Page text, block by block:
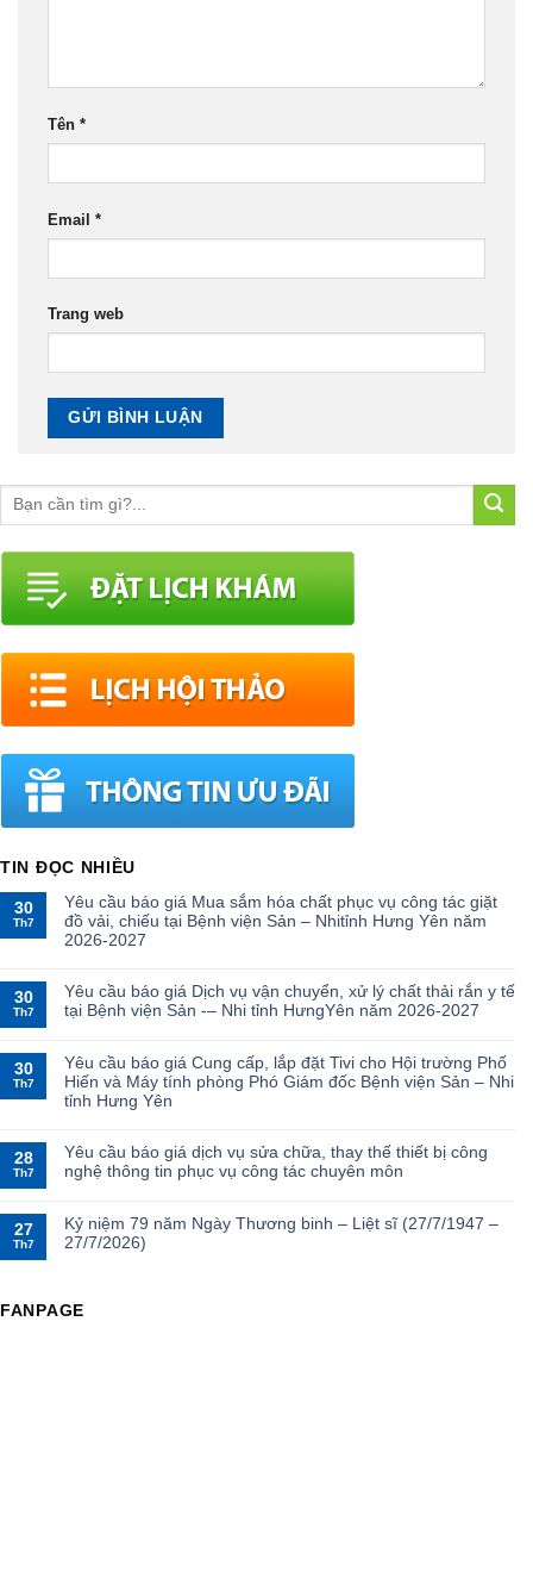
TIN ĐỌC NHIỀU
30
Th7
Yêu cầu báo giá Mua sắm hóa chất phục vụ công tác giặt
đồ vải, chiếu tại Bệnh viện Sản – Nhitỉnh Hưng Yên năm
2026-2027
30
Th7
Yêu cầu báo giá Dịch vụ vận chuyển, xử lý chất thải rắn y tế
tại Bệnh viện Sản -– Nhi tỉnh HưngYên năm 2026-2027
30
Th7
Yêu cầu báo giá Cung cấp, lắp đặt Tivi cho Hội trường Phố
Hiến và Máy tính phòng Phó Giám đốc Bệnh viện Sản – Nhi
tỉnh Hưng Yên
28
Th7
Yêu cầu báo giá dịch vụ sửa chữa, thay thế thiết bị công
nghệ thông tin phục vụ công tác chuyên môn
27
Th7
Kỷ niệm 79 năm Ngày Thương binh – Liệt sĩ (27/7/1947 –
27/7/2026)
FANPAGE
Tên *
Email *
Trang web